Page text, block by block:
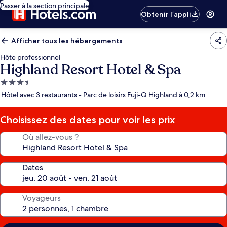
Passer à la section principale
Obtenir l’appli
Afficher tous les hébergements
Hôte professionnel
Highland Resort Hotel & Spa
Hébergement
3.5 étoiles
Hôtel avec 3 restaurants - Parc de loisirs Fuji-Q Highland à 0,2 km
Choisissez des dates pour voir les prix
Où allez-vous ?
Dates
Voyageurs